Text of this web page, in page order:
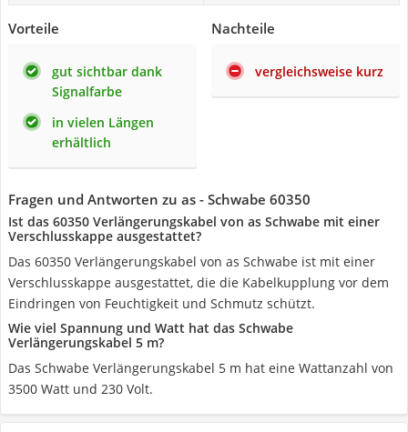
Vorteile
gut sichtbar dank
Signalfarbe
in vielen Längen
erhältlich
Nachteile
vergleichsweise kurz
Fragen und Antworten zu as - Schwabe 60350
Ist das 60350 Verlängerungskabel von as Schwabe mit einer
Verschlusskappe ausgestattet?
Das 60350 Verlängerungskabel von as Schwabe ist mit einer
Verschlusskappe ausgestattet, die die Kabelkupplung vor dem
Eindringen von Feuchtigkeit und Schmutz schützt.
Wie viel Spannung und Watt hat das Schwabe
Verlängerungskabel 5 m?
Das Schwabe Verlängerungskabel 5 m hat eine Wattanzahl von
3500 Watt und 230 Volt.